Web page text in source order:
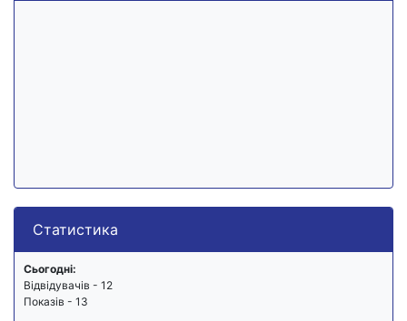
Статистика
Сьогодні:
Відвідувачів - 12
Показів - 13